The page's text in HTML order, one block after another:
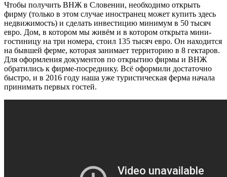
Чтобы получить ВНЖ в Словении, необходимо открыть
фирму (только в этом случае иностранец может купить здесь
недвижимость) и сделать инвестицию минимум в 50 тысяч
евро. Дом, в котором мы живём и в котором открыта мини-
гостиницу на три номера, стоил 135 тысяч евро. Он находится
на бывшей ферме, которая занимает территорию в 8 гектаров.
Для оформления документов по открытию фирмы и ВНЖ
обратились к фирме-посреднику. Всё оформили достаточно
быстро, и в 2016 году наша уже туристическая ферма начала
принимать первых гостей.